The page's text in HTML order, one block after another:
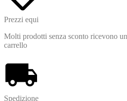
Prezzi equi
Molti prodotti senza sconto ricevono
carrello
Spedizione